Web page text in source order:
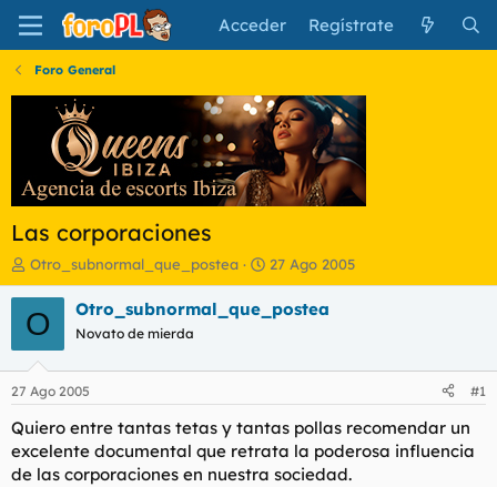
Acceder Regístrate
Foro General
Las corporaciones
I
n
i
c
a
d
o
r
e
l
Otro_subnormal_que_postea
F
e
c
h
i
n
c
27 Ago 2005
O Otro_subnormal_que_postea
Novato de mierda
27 Ago 2005 #1
Quiero entre tantas tetas y tantas pollas recomendar un
excelente documental que retrata la poderosa influencia
de las corporaciones en nuestra sociedad.